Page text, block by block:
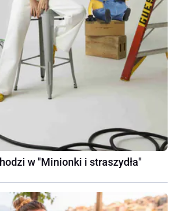
w "Minionki i straszydła"